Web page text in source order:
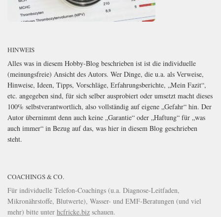
HINWEIS
Alles was in diesem Hobby-Blog beschrieben ist ist die individuelle
(meinungsfreie) Ansicht des Autors. Wer Dinge, die u.a. als Verweise,
Hinweise, Ideen, Tipps, Vorschläge, Erfahrungsberichte, „Mein Fazit“,
etc. angegeben sind, für sich selber ausprobiert oder umsetzt macht dieses
100% selbstverantwortlich, also vollständig auf eigene „Gefahr“ hin. Der
Autor übernimmt denn auch keine „Garantie“ oder „Haftung“ für „was
auch immer“ in Bezug auf das, was hier in diesem Blog geschrieben
steht.
COACHINGS & CO.
Für individuelle Telefon-Coachings (u.a. Diagnose-Leitfaden,
Mikronährstoffe, Blutwerte), Wasser- und EMF-Beratungen (und viel
mehr) bitte unter hcfricke.biz schauen.